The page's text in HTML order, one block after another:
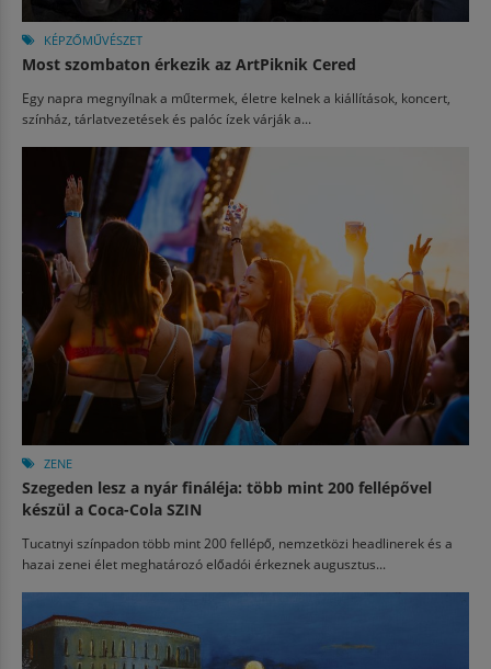
KÉPZŐMŰVÉSZET
Most szombaton érkezik az ArtPiknik Cered
Egy napra megnyílnak a műtermek, életre kelnek a kiállítások, koncert,
színház, tárlatvezetések és palóc ízek várják a...
ZENE
Szegeden lesz a nyár fináléja: több mint 200 fellépővel
készül a Coca-Cola SZIN
Tucatnyi színpadon több mint 200 fellépő, nemzetközi headlinerek és a
hazai zenei élet meghatározó előadói érkeznek augusztus...